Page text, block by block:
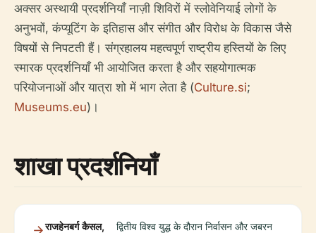
अक्सर अस्थायी प्रदर्शनियाँ नाज़ी शिविरों में स्लोवेनियाई लोगों के
अनुभवों, कंप्यूटिंग के इतिहास और संगीत और विरोध के विकास जैसे
विषयों से निपटती हैं। संग्रहालय महत्वपूर्ण राष्ट्रीय हस्तियों के लिए
स्मारक प्रदर्शनियाँ भी आयोजित करता है और सहयोगात्मक
परियोजनाओं और यात्रा शो में भाग लेता है (Culture.si;
Museums.eu)।
शाखा प्रदर्शनियाँ
राजहेनबर्ग कैसल,
द्वितीय विश्व युद्ध के दौरान निर्वासन और जबरन